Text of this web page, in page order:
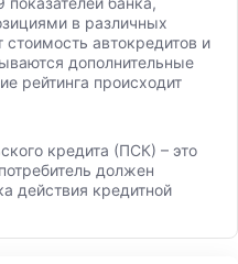
в различных
автокредитов и
дополнительные
рейтинга происходит
кредита (ПСК) – это
должен
действия кредитной